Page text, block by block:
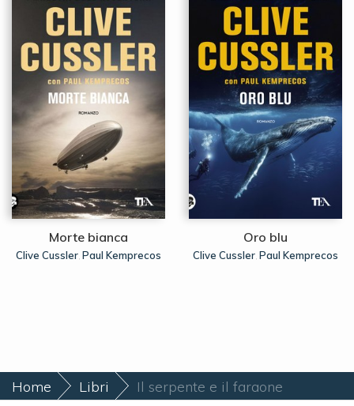
Morte bianca
Clive Cussler, Paul Kemprecos
Oro blu
Clive Cussler, Paul Kemprecos
Home Libri Il serpente e il faraone